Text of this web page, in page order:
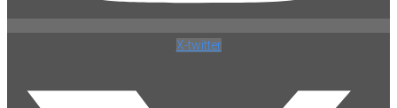
X-twitter